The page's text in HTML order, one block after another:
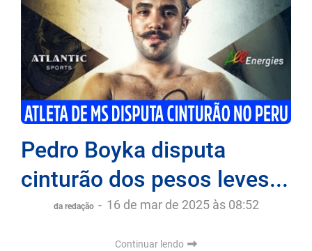
Pedro Boyka disputa
cinturão dos pesos leves...
da redação - 16 de mar de 2025 às 08:52
Continuar lendo